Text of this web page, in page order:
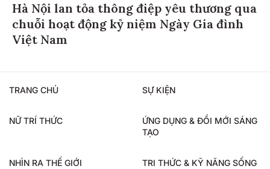
Hà Nội lan tỏa thông điệp yêu thương qua
chuỗi hoạt động kỷ niệm Ngày Gia đình
Việt Nam
TRANG CHỦ SỰ KIỆN
NỮ TRÍ THỨC
ỨNG DỤNG & ĐỔI MỚI SÁNG
TẠO
NHÌN RA THẾ GIỚI TRI THỨC & KỸ NĂNG SỐNG